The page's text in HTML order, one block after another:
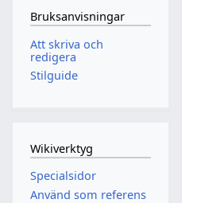
Bruksanvisningar
Att skriva och
redigera
Stilguide
Wikiverktyg
Specialsidor
Använd som referens